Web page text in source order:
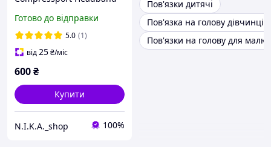
Готово до відправки
5.0 (1)
від25₴/міс
600₴
Купити
N.I.K.A._shop 100%
Пов'язки дитячі
Пов'язка на голову дівчинці
Пов'язки на голову для